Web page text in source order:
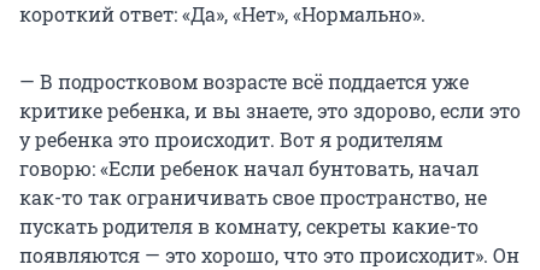
короткий ответ: «Да», «Нет», «Нормально».
— В подростковом возрасте всё поддается уже
критике ребенка, и вы знаете, это здорово, если это
у ребенка это происходит. Вот я родителям
говорю: «Если ребенок начал бунтовать, начал
как-то так ограничивать свое пространство, не
пускать родителя в комнату, секреты какие-то
появляются — это хорошо, что это происходит». Он